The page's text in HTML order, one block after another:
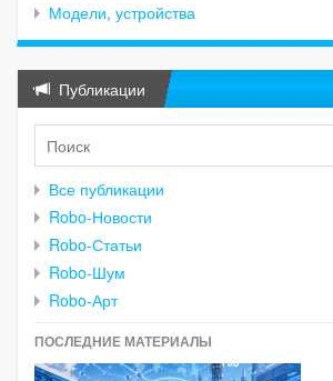
Модели, устройства
Публикации
Все публикации
Robo-Новости
Robo-Статьи
Robo-Шум
Robo-Арт
ПОСЛЕДНИЕ МАТЕРИАЛЫ